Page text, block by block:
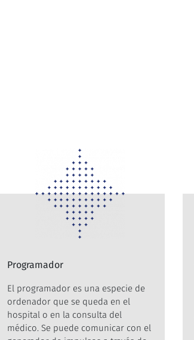
Programador
El programador es una especie de
ordenador que se queda en el
hospital o en la consulta del
médico. Se puede comunicar con el